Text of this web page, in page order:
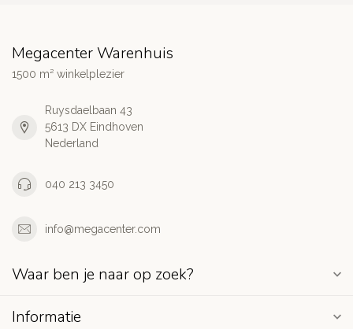
Megacenter Warenhuis
1500 m² winkelplezier
Ruysdaelbaan 43
5613 DX Eindhoven
Nederland
040 213 3450
info@megacenter.com
Waar ben je naar op zoek?
Informatie